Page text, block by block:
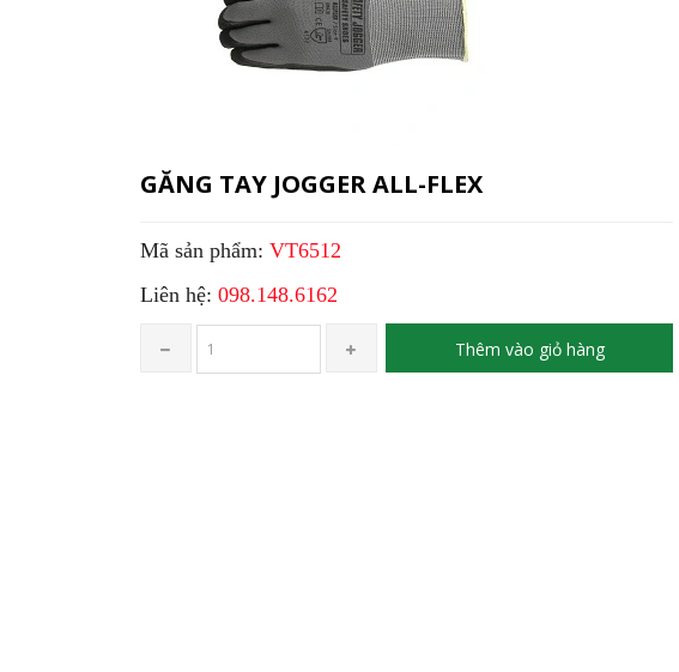
GĂNG TAY JOGGER ALL-FLEX
Mã sản phẩm: VT6512
Liên hệ: 098.148.6162
Thêm vào giỏ hàng